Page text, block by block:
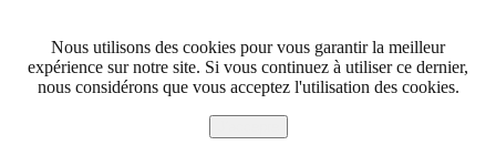
Nous utilisons des cookies pour vous garantir la meilleur
expérience sur notre site. Si vous continuez à utiliser ce dernier,
nous considérons que vous acceptez l'utilisation des cookies.